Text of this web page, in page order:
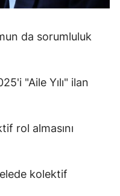
da sorumluluk
"Aile Yılı" ilan
rol almasını
kolektif